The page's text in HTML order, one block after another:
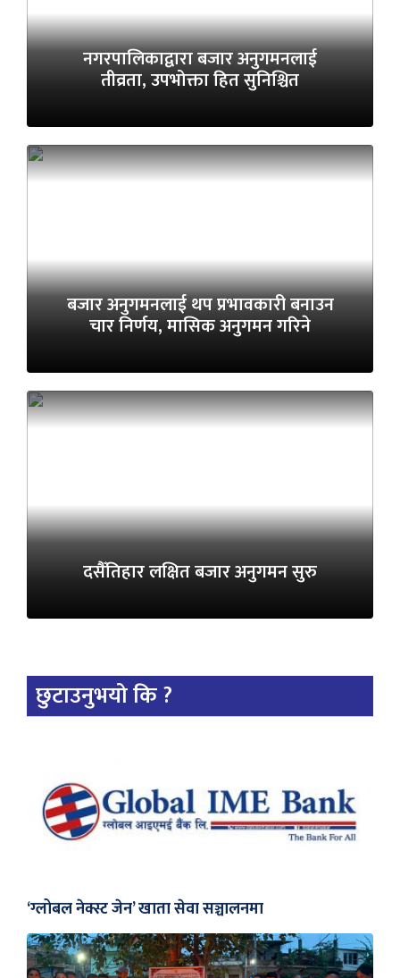
नगरपालिकाद्वारा बजार अनुगमनलाई
तीव्रता, उपभोक्ता हित सुनिश्चित
बजार अनुगमनलाई थप प्रभावकारी बनाउन
चार निर्णय, मासिक अनुगमन गरिने
दसैँतिहार लक्षित बजार अनुगमन सुरु
छुटाउनुभयो कि ?
‘ग्लोबल नेक्स्ट जेन’ खाता सेवा सञ्चालनमा